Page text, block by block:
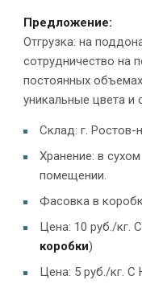
Предложение:
Отгрузка: на
сотрудничество на
постоянных
уникальные цвета и
Склад: г. Ростов-
Хранение: в
помещении.
Фасовка в
Цена: 10 руб./кг.
коробки)
Цена: 5 руб./кг.